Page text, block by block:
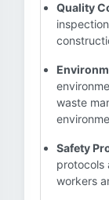
Quality
waste
Safety
protocols
workers